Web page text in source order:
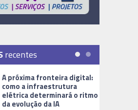
recentes
A próxima fronteira digital:
como a infraestrutura
elétrica determinará o ritmo
da evolução da IA